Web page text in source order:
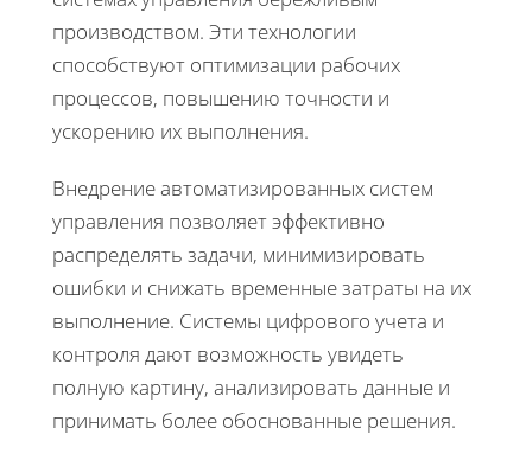
производством. Эти технологии
способствуют оптимизации рабочих
процессов, повышению точности и
ускорению их выполнения.
Внедрение автоматизированных систем
управления позволяет эффективно
распределять задачи, минимизировать
ошибки и снижать временные затраты на их
выполнение. Системы цифрового учета и
контроля дают возможность увидеть
полную картину, анализировать данные и
принимать более обоснованные решения.